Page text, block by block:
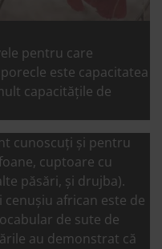
pentru care
este capacitatea
capacitățile de
cunoscuți și pentru
cuptoare cu
păsări, și drujba).
african este de
de sute de
au demonstrat că